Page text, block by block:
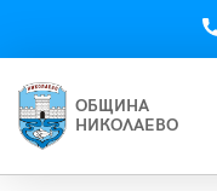
ОБЩИНА
НИКОЛАЕВО